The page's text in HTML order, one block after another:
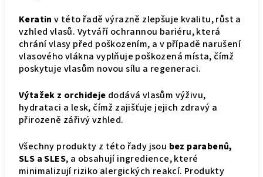
Keratin v této řadě výrazně zlepšuje kvalitu, růst a
vzhled vlasů. Vytváří ochrannou bariéru, která
chrání vlasy před poškozením, a v případě narušení
vlasového vlákna vyplňuje poškozená místa, čímž
poskytuje vlasům novou sílu a regeneraci.
Výtažek z orchideje dodává vlasům výživu,
hydrataci a lesk, čímž zajišťuje jejich zdravý a
přirozeně zářivý vzhled.
Všechny produkty z této řady jsou bez parabenů,
SLS a SLES, a obsahují ingredience, které
minimalizují riziko alergických reakcí. Produkty